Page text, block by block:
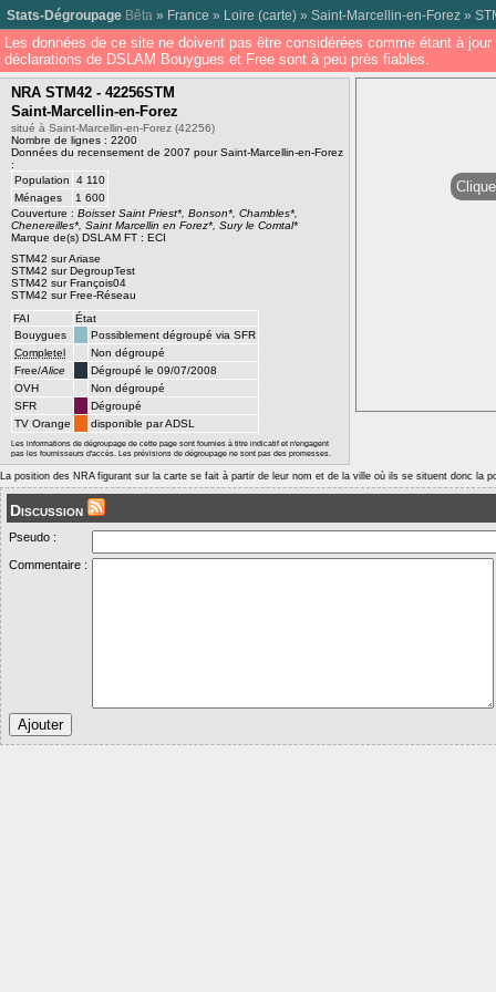
Stats-Dégroupage Bêta » France » Loire (carte) » Saint-Marcellin-en-Forez »
Les données de ce site ne doivent pas être considérées comme étant à
déclarations de DSLAM Bouygues et Free sont à peu près fiables.
NRA STM42 - 42256STM
Saint-Marcellin-en-Forez
situé à Saint-Marcellin-en-Forez (42256)
Nombre de lignes : 2200
Données du recensement de 2007 pour Saint-Marcellin-en-Forez
:
Population
4 110
Ménages
1 600
Couverture : Boisset Saint Priest*, Bonson*, Chambles*,
Chenereilles*, Saint Marcellin en Forez*, Sury le Comtal*
Marque de(s) DSLAM FT : ECI
STM42 sur Ariase
STM42 sur DegroupTest
STM42 sur François04
STM42 sur Free-Réseau
FAI
État
Bouygues
Possiblement dégroupé via SFR
Completel
Non dégroupé
Free/Alice
Dégroupé le 09/07/2008
OVH
Non dégroupé
SFR
Dégroupé
TV Orange
disponible par ADSL
Les informations de dégroupage de cette page sont fournies à titre indicatif et n'engagent
pas les fournisseurs d'accès. Les prévisions de dégroupage ne sont pas des promesses.
La position des NRA figurant sur la carte se fait à partir de leur nom et de la ville où ils se situent donc la
Discussion
Pseudo :
Commentaire :